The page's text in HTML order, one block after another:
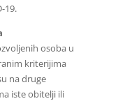
19.
osoba u
kriterijima
na druge
iste obitelji ili